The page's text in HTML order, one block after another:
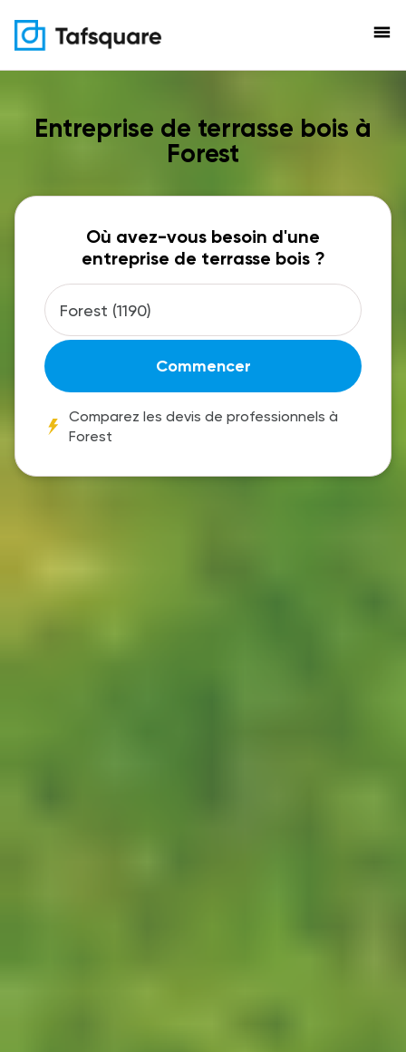
menu
Entreprise de terrasse bois à
Forest
Où avez-vous besoin d'une
entreprise de terrasse bois ?
Commencer
Comparez les devis de professionnels à
Forest